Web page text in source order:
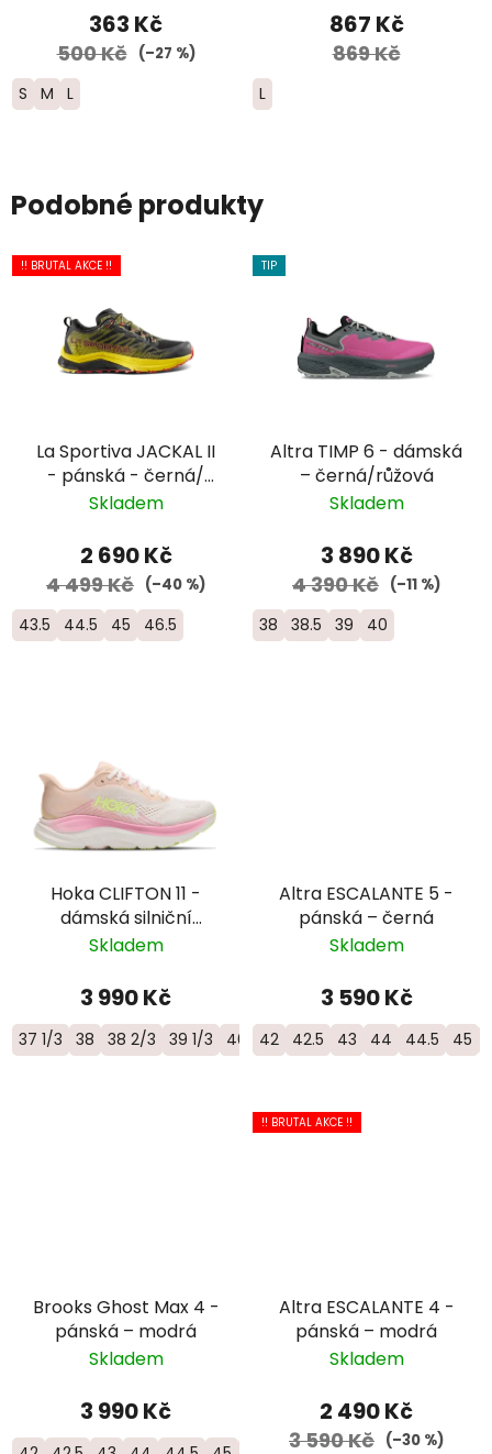
363 Kč
500 Kč (–27 %)
S M L
šedé
867 Kč
869 Kč
L
Podobné produkty
!! BRUTAL AKCE !!
La Sportiva JACKAL II
- pánská - černá/
žlutá/červená
Skladem
2 690 Kč
4 499 Kč (–40 %)
43.5 44.5 45 46.5
TIP
Altra TIMP 6 - dámská
– černá/růžová
Skladem
3 890 Kč
4 390 Kč (–11 %)
38 38.5 39 40
Hoka CLIFTON 11 -
dámská silniční
objemová bota -
Skladem
3 990 Kč
37 1/3 38 38 2/3 39 1/3 40 40 2/3
Altra ESCALANTE 5 -
pánská – černá
Skladem
3 590 Kč
42 42.5 43 44 44.5 45
Brooks Ghost Max 4 -
pánská – modrá
Skladem
3 990 Kč
!! BRUTAL AKCE !!
Altra ESCALANTE 4 -
pánská – modrá
Skladem
2 490 Kč
3 590 Kč (–30 %)